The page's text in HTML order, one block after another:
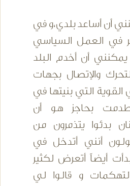
أن أساعد بلدي،و في
في العمل السياسي
أن أخدم البلد
والإتصال بجهات
التي بنيتها في
بحاجز هو أن
بدئوا يتذمرون من
أنني أتدخل في
أيضاً أتعرض لكثير
و قالوا لي